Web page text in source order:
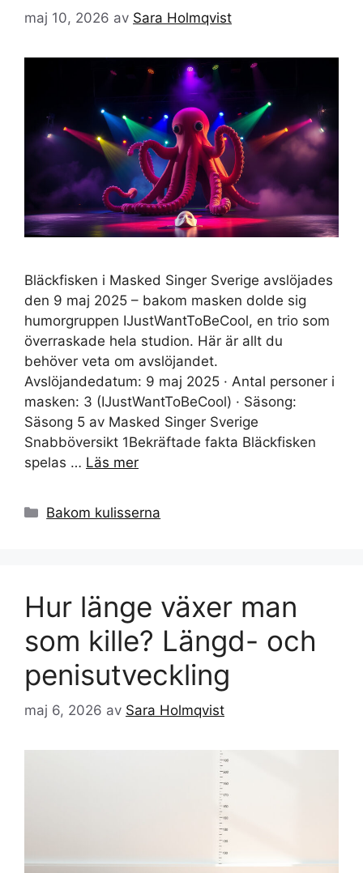
maj 10, 2026 av Sara Holmqvist
Bläckfisken i Masked Singer Sverige avslöjades
den 9 maj 2025 – bakom masken dolde sig
humorgruppen IJustWantToBeCool, en trio som
överraskade hela studion. Här är allt du
behöver veta om avslöjandet.
Avslöjandedatum: 9 maj 2025 · Antal personer i
masken: 3 (IJustWantToBeCool) · Säsong:
Säsong 5 av Masked Singer Sverige
Snabböversikt 1Bekräftade fakta Bläckfisken
spelas … Läs mer
Kategorier
Bakom kulisserna
Hur länge växer man
som kille? Längd- och
penisutveckling
maj 6, 2026 av Sara Holmqvist